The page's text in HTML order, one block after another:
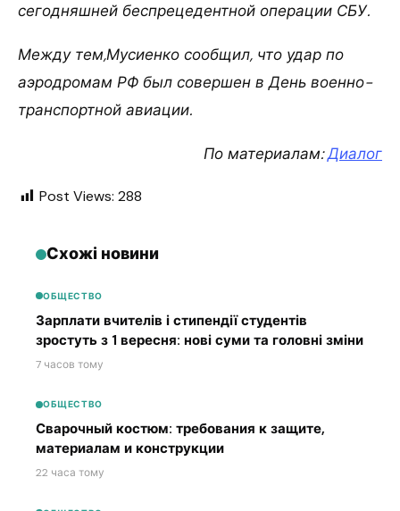
сегодняшней беспрецедентной операции СБУ.
Между тем,Мусиенко сообщил, что удар по
аэродромам РФ был совершен в День военно-
транспортной авиации.
По материалам:Диалог
Post Views: 288
Схожі новини
ОБЩЕСТВО
Зарплати вчителів і стипендії студентів
зростуть з 1 вересня: нові суми та головні зміни
7 часов тому
ОБЩЕСТВО
Сварочный костюм: требования к защите,
материалам и конструкции
22 часа тому